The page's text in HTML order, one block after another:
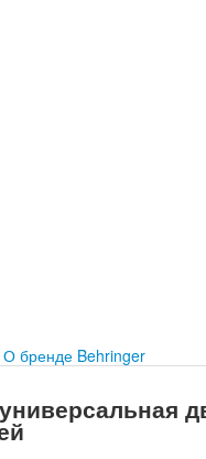
О бренде Behringer